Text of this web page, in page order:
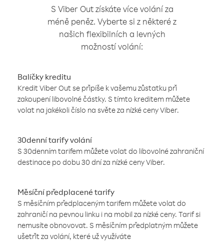
S Viber Out získáte více volání za
méně peněz. Vyberte si z některé z
našich flexibilních a levných
možností volání:
Balíčky kreditu
Kredit Viber Out se připíše k vašemu zůstatku při
zakoupení libovolné částky. S tímto kreditem můžete
volat na jakékoli číslo na světe za nízké ceny Viber.
30denní tarify volání
S 30denním tarifem můžete volat do libovolné zahraniční
destinace po dobu 30 dní za nízké ceny Viber.
Měsíční předplacené tarify
S měsíčním předplaceným tarifem můžete volat do
zahraničí na pevnou linku i na mobil za nízké ceny. Tarif si
nemusíte obnovovat. S měsíčním předplatným můžete
ušetřit za volání, které už využíváte